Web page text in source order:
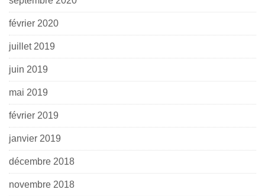
février 2020
juillet 2019
juin 2019
mai 2019
février 2019
janvier 2019
décembre 2018
novembre 2018